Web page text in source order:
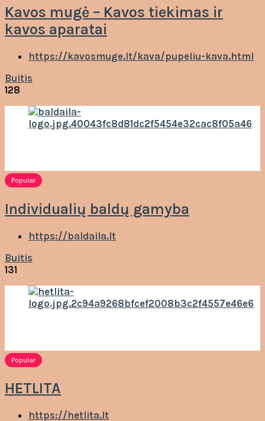
Kavos mugė – Kavos tiekimas ir
kavos aparatai
https://kavosmuge.lt/kava/pupeliu-kava.html
Buitis
128
Popular
Individualių baldų gamyba
https://baldaila.lt
Buitis
131
Popular
HETLITA
https://hetlita.lt